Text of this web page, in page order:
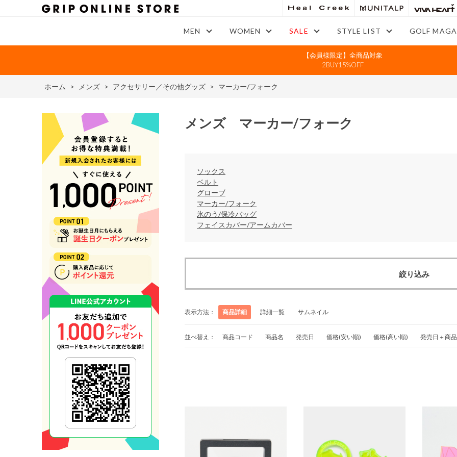
MEN WOMEN SALE STYLE LIST GOLF
【会員様限定】全商品対象
2BUY15%OFF
ホーム > メンズ > アクセサリー／その他グッズ > マーカー/フォーク
メンズ マーカー/フォーク
ソックス
ベルト
グローブ
マーカー/フォーク
氷のう/保冷バッグ
フェイスカバー/アームカバー
絞り込み
表示方法： 商品詳細 詳細一覧 サムネイル
並べ替え： 商品コード 商品名 発売日 価格(安い順) 価格(高い順) 発売日＋商